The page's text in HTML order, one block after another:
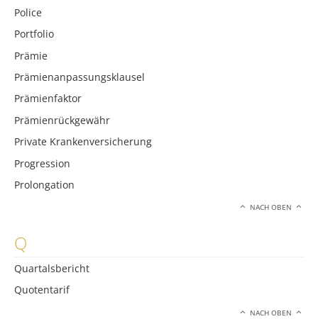
Police
Portfolio
Prämie
Prämienanpassungsklausel
Prämienfaktor
Prämienrückgewähr
Private Krankenversicherung
Progression
Prolongation
NACH OBEN
Q
Quartalsbericht
Quotentarif
NACH OBEN